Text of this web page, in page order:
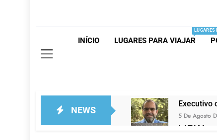
INÍCIO LUGARES PARA VIAJAR
NEWS
Executivo
5 De Agosto
LATAM